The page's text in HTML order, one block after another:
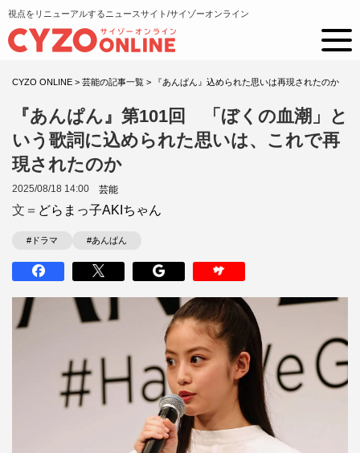
視点をリニューアルするニュースサイト/サイゾーオンライン
CYZO ONLINE > 芸能の記事一覧 > 『あんぱん』込められた思いは再現されたのか
『あんぱん』第101回 「ぼくの血潮」と
いう歌詞に込められた思いは、これで再
現されたのか
2025/08/18 14:00 芸能
文＝ どらまっ子AKIちゃん
#ドラマ #あんぱん